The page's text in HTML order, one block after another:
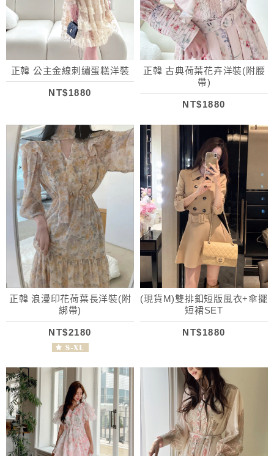
正韓 公主金線刺繡蛋糕洋裝
NT$1880
正韓 古典荷葉花卉洋裝(附腰
帶)
NT$1880
正韓 浪漫印花荷葉長洋裝(附
綁帶)
NT$2180
(現貨M)雙排釦短版風衣+傘擺
短裙SET
NT$1880